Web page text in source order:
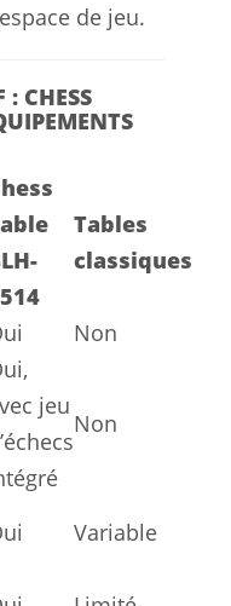
de jeu.
CHESS
Tables
classiques
Non
jeu
Non
Variable